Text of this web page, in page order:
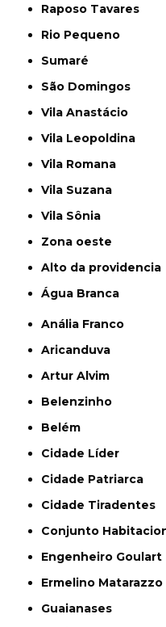
Raposo Tavares
Rio Pequeno
Sumaré
São Domingos
Vila Anastácio
Vila Leopoldina
Vila Romana
Vila Suzana
Vila Sônia
Zona oeste
alto da providencia
Água Branca
Anália Franco
Aricanduva
Artur Alvim
Belenzinho
Belém
Cidade Líder
Cidade Patriarca
Cidade Tiradentes
Conjunto
Engenheiro Goulart
Ermelino Matarazzo
Guaianases